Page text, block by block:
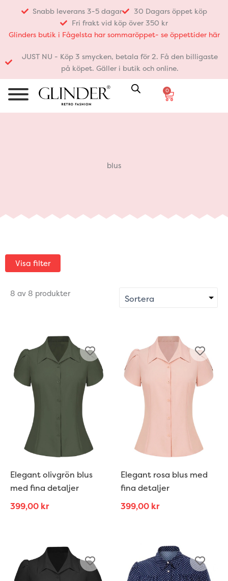
innehåll
Snabb leverans 3-5 dagar
30 Dagars öppet köp
Fri frakt vid köp över 350 kr
Glinders butik i Fågelsta har sommaröppet- se öppettider här
JUST NU - Köp 3 smycken, betala för 2. Få den billigaste
på köpet. Gäller i butik och online.
0
Varukorg
blus
Visa filter
8 av 8 produkter
Elegant olivgrön blus
med fina detaljer
399,00 kr
Elegant rosa blus med
fina detaljer
399,00 kr